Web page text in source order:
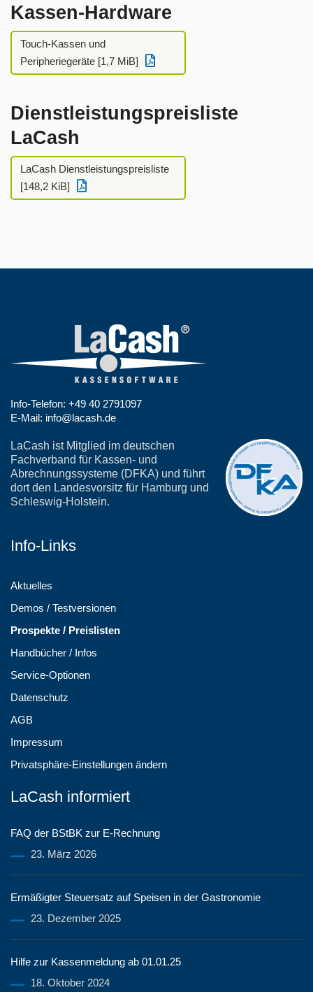
Kassen-Hardware
Touch-Kassen und
Peripheriegeräte [1,7 MiB]
Dienstleistungspreisliste
LaCash
LaCash Dienstleistungspreisliste
[148,2 KiB]
Info-Telefon: +49 40 2791097
E-Mail: info@lacash.de
LaCash ist Mitglied im deutschen
Fachverband für Kassen- und
Abrechnungssysteme (DFKA) und führt
dort den Landesvorsitz für Hamburg und
Schleswig-Holstein.
Info-Links
Aktuelles
Demos / Testversionen
Prospekte / Preislisten
Handbücher / Infos
Service-Optionen
Datenschutz
AGB
Impressum
Privatsphäre-Einstellungen ändern
LaCash informiert
FAQ der BStBK zur E-Rechnung
23. März 2026
Ermäßigter Steuersatz auf Speisen in der Gastronomie
23. Dezember 2025
Hilfe zur Kassenmeldung ab 01.01.25
18. Oktober 2024